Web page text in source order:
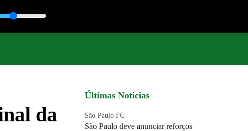
da
Últimas Notícias
São Paulo FC
São Paulo deve anunciar reforços